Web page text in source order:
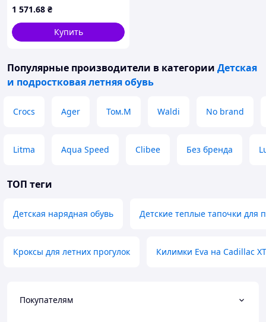
регулировкой полноты
1 571.68 ₴
Купить
Популярные производители в категории Детская
и подростковая летняя обувь
Crocs Ager Том.М Waldi No brand
Litma Aqua Speed Clibee Без бренда
ТОП теги
Детская нарядная обувь Детские теплые тапочки для
Кроксы для летних прогулок Килимки Eva на Cadillac
Покупателям